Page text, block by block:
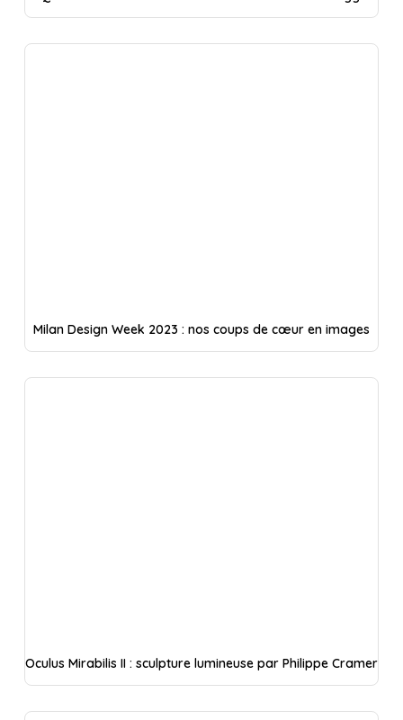
Milan Design Week 2023 : nos coups de cœur en images
Oculus Mirabilis II : sculpture lumineuse par Philippe Cramer